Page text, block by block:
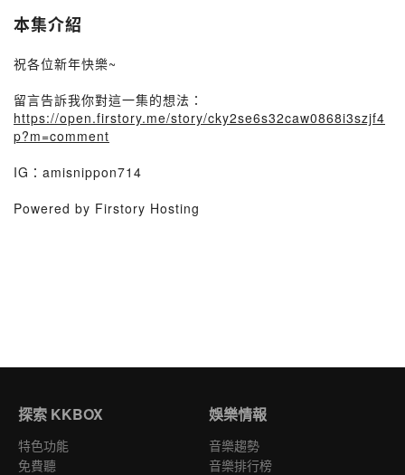
本集介紹
祝各位新年快樂~
留言告訴我你對這一集的想法：
https://open.firstory.me/story/cky2se6s32caw0868i3szjf4
p?m=comment
IG：amisnippon714
Powered by Firstory Hosting
探索 KKBOX
特色功能
免費聽
娛樂情報
音樂趨勢
音樂排行榜